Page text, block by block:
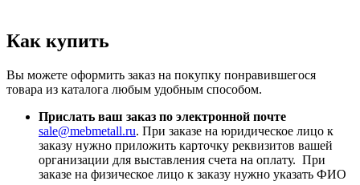
Как купить
Вы можете оформить заказ на покупку понравившегося
товара из каталога любым удобным способом.
Прислать ваш заказ по электронной почте
sale@mebmetall.ru. При заказе на юридическое лицо к
заказу нужно приложить карточку реквизитов вашей
организации для выставления счета на оплату. При
заказе на физическое лицо к заказу нужно указать ФИО